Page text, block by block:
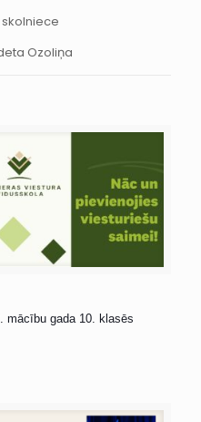
skolniece
Ozoliņa
mācību gada 10. klasēs